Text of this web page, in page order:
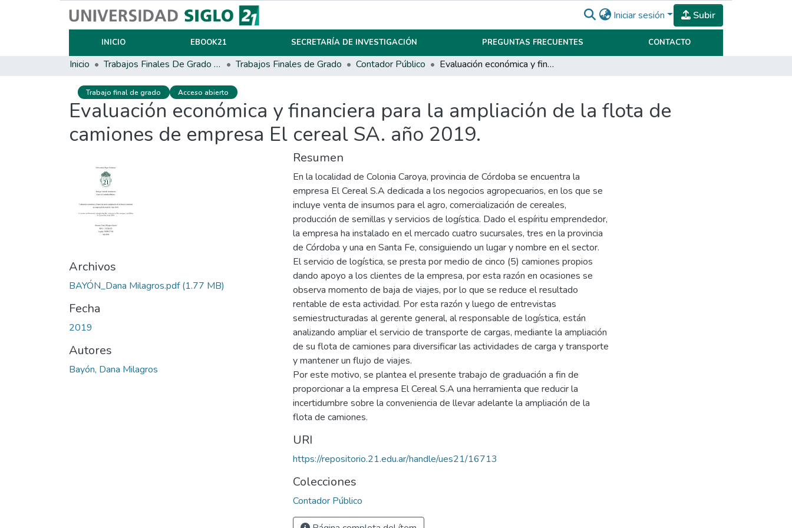
Iniciar sesión Subir
INICIO EBOOK21 SECRETARÍA DE INVESTIGACIÓN PREGUNTAS FRECUENTES CONTACTO
Inicio Trabajos Finales De Grado Y Posgrado Trabajos Finales de Grado Contador Público Evaluación económica y financiera para la ampliación de la flota de camiones de empresa El cereal SA. año 2019.
Trabajo final de grado Acceso abierto
Evaluación económica y financiera para la ampliación de la flota de
camiones de empresa El cereal SA. año 2019.
Archivos
BAYÓN_Dana Milagros.pdf(1.77 MB)
Fecha
2019
Autores
Bayón, Dana Milagros
Resumen
En la localidad de Colonia Caroya, provincia de Córdoba se encuentra la
empresa El Cereal S.A dedicada a los negocios agropecuarios, en los que se
incluye venta de insumos para el agro, comercialización de cereales,
producción de semillas y servicios de logística. Dado el espíritu emprendedor,
la empresa ha instalado en el mercado cuatro sucursales, tres en la provincia
de Córdoba y una en Santa Fe, consiguiendo un lugar y nombre en el sector.
El servicio de logística, se presta por medio de cinco (5) camiones propios
dando apoyo a los clientes de la empresa, por esta razón en ocasiones se
observa momento de baja de viajes, por lo que se reduce el resultado
rentable de esta actividad. Por esta razón y luego de entrevistas
semiestructuradas al gerente general, al responsable de logística, están
analizando ampliar el servicio de transporte de cargas, mediante la ampliación
de su flota de camiones para diversificar las actividades de carga y transporte
y mantener un flujo de viajes.
Por este motivo, se plantea el presente trabajo de graduación a fin de
proporcionar a la empresa El Cereal S.A una herramienta que reducir la
incertidumbre sobre la conveniencia de llevar adelante la ampliación de la
flota de camiones.
URI
https://repositorio.21.edu.ar/handle/ues21/16713
Colecciones
Contador Público